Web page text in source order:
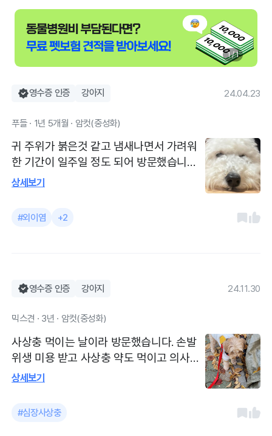
1 / 1
영수증 인증 강아지 24.04.23
푸들 · 1년 5개월 · 암컷(중성화)
귀 주위가 붉은것 같고 냄새나면서 가려워
한 기간이 일주일 정도 되어 방문했습니다
왼쪽귀가 심해 귀소독하고 연고 처방받아
는 솔루션 알려주시고 치료해 주세요.
상세보기
#외이염 +2
영수증 인증 강아지 24.11.30
믹스견 · 3년 · 암컷(중성화)
사상충 먹이는 날이라 방문했습니다. 손발
위생 미용 받고 사상충 약도 먹이고 의사선
생님 한 번 뵐 수 있어서 좋습니다 강아지
문했습니다 언제 가도 깨끗하고 항상 친절
하게 대해주시니 좋습니다
상세보기
#심장사상충